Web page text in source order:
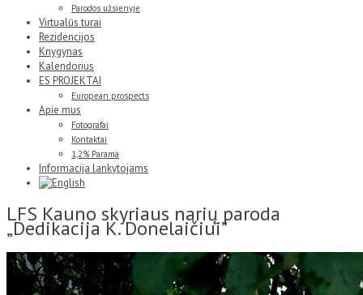
Parodos užsienyje
Virtualūs turai
Rezidencijos
Knygynas
Kalendorius
ES PROJEKTAI
European prospects
Apie mus
Fotografai
Kontaktai
1,2% Parama
Informacija lankytojams
LFS Kauno skyriaus narių paroda
„Dedikacija K. Donelaičiui”